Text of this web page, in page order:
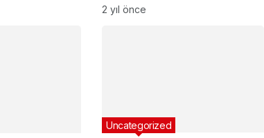
2 yıl önce
Uncategorized